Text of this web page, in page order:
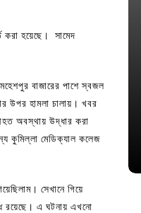
করা হয়েছে। সামেদ
বাজারের পাশে স্বজল
উপর হামলা চালায়। খবর
অবস্থায় উদ্ধার করা
কুমিল্লা মেডিক্যাল কলেজ
সেখানে গিয়ে
রয়েছে। এ ঘটনায় এখনো
সহায়ক ভুমিকা রাখে
সভাপতি